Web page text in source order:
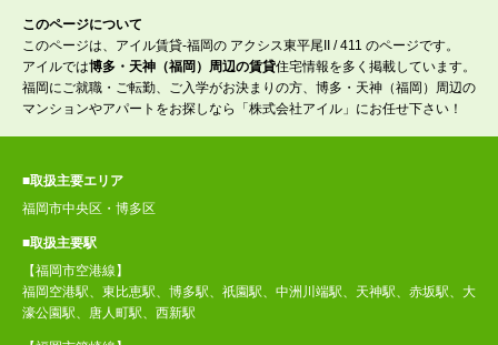
このページについて
このページは、アイル賃貸-福岡の アクシス東平尾II / 411 のページです。
アイルでは博多・天神（福岡）周辺の賃貸住宅情報を多く掲載しています。
福岡にご就職・ご転勤、ご入学がお決まりの方、博多・天神（福岡）周辺の
マンションやアパートをお探しなら「株式会社アイル」にお任せ下さい！
■取扱主要エリア
福岡市中央区・博多区
■取扱主要駅
【福岡市空港線】
福岡空港駅、東比恵駅、博多駅、祇園駅、中洲川端駅、天神駅、赤坂駅、大
濠公園駅、唐人町駅、西新駅